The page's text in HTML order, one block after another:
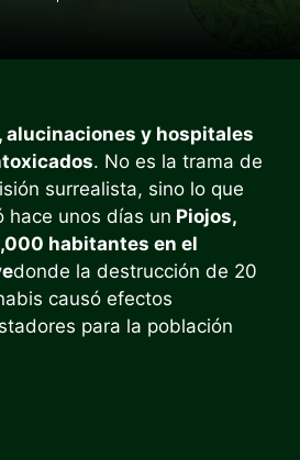
alucinaciones y hospitales
. No es la trama de
surrealista, sino lo que
hace unos días un Piojos,
habitantes en el
donde la destrucción de 20
causó efectos
para la población